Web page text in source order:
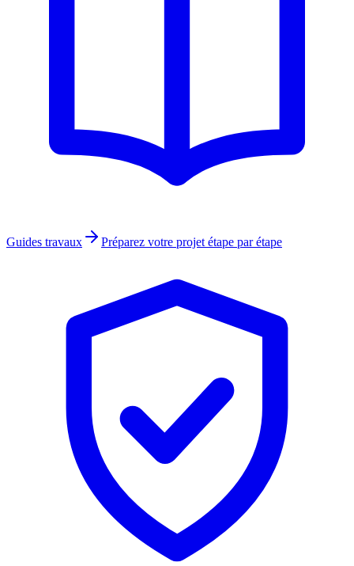
Guides travaux Préparez votre projet étape par étape